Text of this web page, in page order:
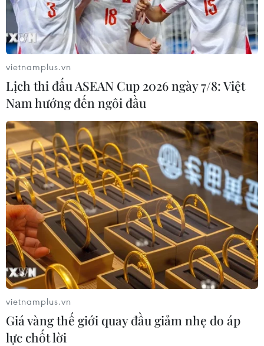
Đuống cũ sau khi công trình thay thế được đưa vào khai thác.
Việc phá dỡ cây cầu hơn 120 năm tuổi này nhằm khơi thông nút
thắt giao thông thủy và hoàn thiện hạ tầng kết nối khu vực phía
Đông Bắc Thủ đô. (Ảnh: Hoài Nam/Vietnam+)
(Vietnam+)
#cầu Đuống #cầu Đuống cũ
#phá dỡ cầu Đuống
TP. Hà Nội
vietnamplus.vn
Lịch thi đấu ASEAN Cup 2026 ngày 7/8: Việt
Nam hướng đến ngôi đầu
vietnamplus.vn
Giá vàng thế giới quay đầu giảm nhẹ do áp
lực chốt lời